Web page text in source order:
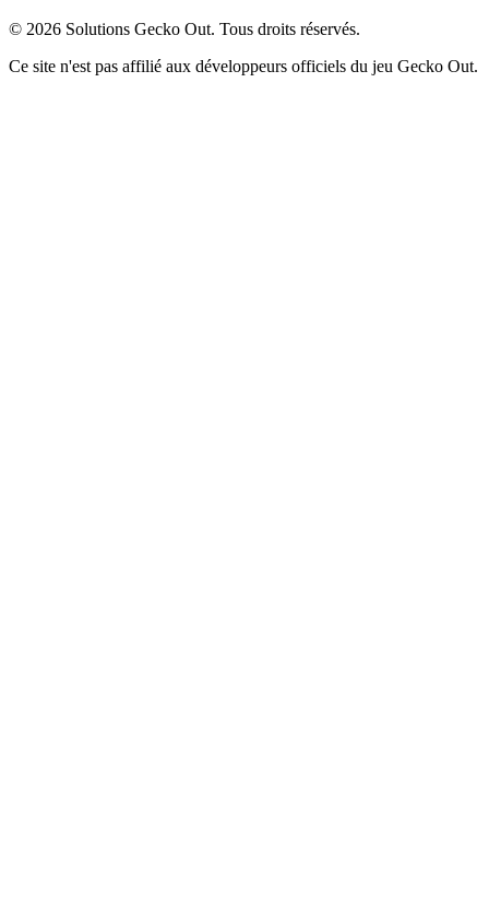
© 2026 Solutions Gecko Out. Tous droits réservés.
Ce site n'est pas affilié aux développeurs officiels du jeu Gecko Out.